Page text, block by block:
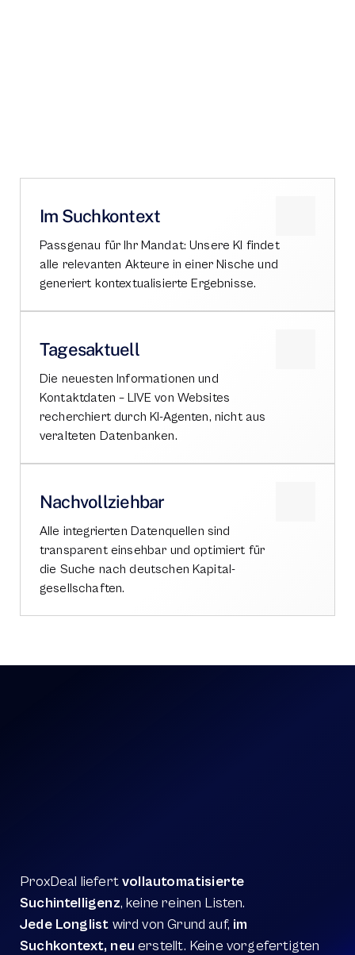
ProxDeal liefert vollautomatisierte
Suchintelligenz, keine reinen Listen.
Jede Longlist wird von Grund auf, im
Suchkontext, neu erstellt. Keine vorgefertigten
Im Suchkontext
Passgenau für Ihr Mandat: Unsere KI findet
alle relevanten Akteure in einer Nische und
generiert kontextualisierte Ergebnisse.
Tagesaktuell
Die neuesten Informationen und
Kontaktdaten – LIVE von Websites
recherchiert durch KI-Agenten, nicht aus
veralteten Datenbanken.
Nachvollziehbar
Alle integrierten Datenquellen sind
transparent einsehbar und optimiert für
die Suche nach deutschen Kapital-
gesellschaften.